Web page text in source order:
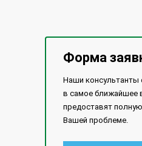
Форма
Наши консультанты
в самое ближайшее
предоставят
Вашей проблеме.